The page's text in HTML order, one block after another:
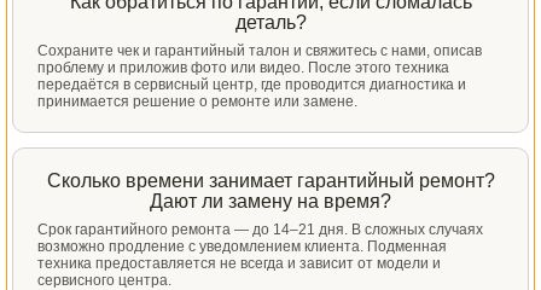
деталь?
Сохраните чек и гарантийный талон и свяжитесь с нами, описав
проблему и приложив фото или видео. После этого техника
передаётся в сервисный центр, где проводится диагностика и
принимается решение о ремонте или замене.
Сколько времени занимает гарантийный ремонт?
Дают ли замену на время?
Срок гарантийного ремонта — до 14–21 дня. В сложных случаях
возможно продление с уведомлением клиента. Подменная
техника предоставляется не всегда и зависит от модели и
сервисного центра.